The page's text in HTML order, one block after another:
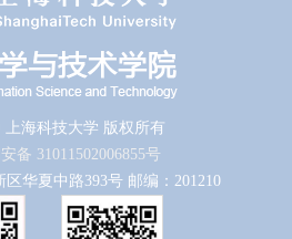
上海科技大学 版权所有
备 31011502006855号
华夏中路393号 邮编：201210